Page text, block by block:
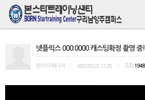
넷플릭스 000:0000 캐스팅확정 촬영 중!
본스타 매니저 2023.03.21 17:25 조회 1948